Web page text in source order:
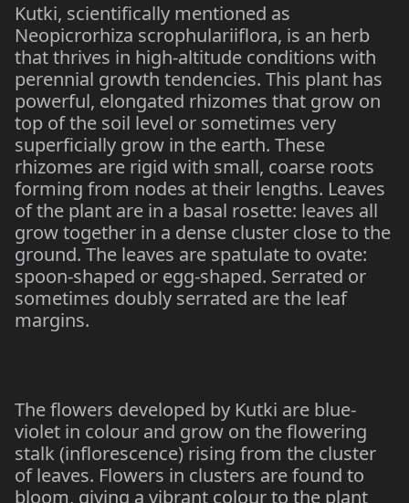
Kutki, scientifically mentioned as
Neopicrorhiza scrophulariiflora, is an herb
that thrives in high-altitude conditions with
perennial growth tendencies. This plant has
powerful, elongated rhizomes that grow on
top of the soil level or sometimes very
superficially grow in the earth. These
rhizomes are rigid with small, coarse roots
forming from nodes at their lengths. Leaves
of the plant are in a basal rosette: leaves all
grow together in a dense cluster close to the
ground. The leaves are spatulate to ovate:
spoon-shaped or egg-shaped. Serrated or
sometimes doubly serrated are the leaf
margins.
The flowers developed by Kutki are blue-
violet in colour and grow on the flowering
stalk (inflorescence) rising from the cluster
of leaves. Flowers in clusters are found to
bloom, giving a vibrant colour to the plant